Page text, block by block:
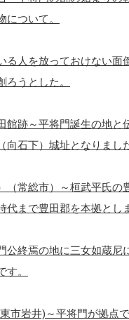
について。
る人を放っておけない面
ろうとした。
館跡～平将門誕生の地と
向石下）城址となりまし
（常総市）～桓武平氏の
代まで豊田郡を本拠とし
公終焉の地に三女如蔵尼
す。
市岩井)～平将門が拠点